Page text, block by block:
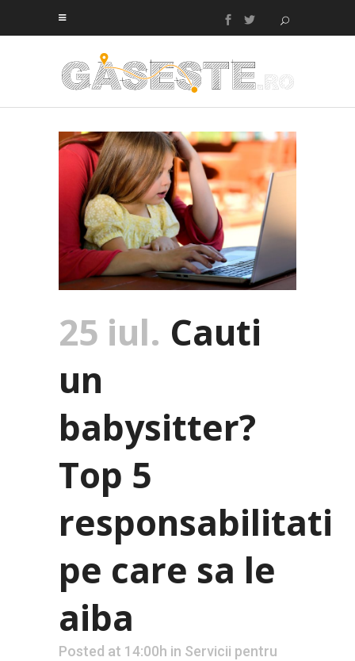
25 iul. Cauti
un
babysitter?
Top 5
responsabilitati
pe care sa le
aiba
Posted at 14:00h in Servicii pentru